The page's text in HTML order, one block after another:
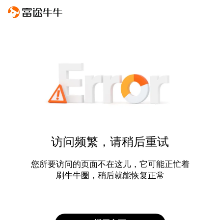
访问频繁，请稍后重试
您所要访问的页面不在这儿，它可能正忙着
刷牛牛圈，稍后就能恢复正常